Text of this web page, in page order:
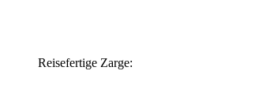
Reisefertige Zarge: